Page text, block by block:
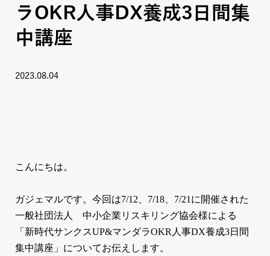
ラOKR人事DX養成3日間集
中講座
2023.08.04
こんにちは。
ガジェマルです。今回は7/12、7/18、7/21に開催された
一般社団法人 中小企業リスキリング協会様による
「新時代サンクスUP&マンダラOKR人事DX養成3日間
集中講座」についてお伝えします。